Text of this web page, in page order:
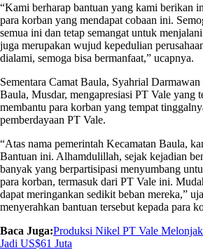
“Kami berharap bantuan yang kami berikan
para korban yang mendapat cobaan ini.
semua ini dan tetap semangat untuk
juga merupakan wujud kepedulian
dialami, semoga bisa bermanfaat,” ucapnya.
Sementara Camat Baula, Syahrial
Baula, Musdar, mengapresiasi PT Vale yang
membantu para korban yang tempat
pemberdayaan PT Vale.
“Atas nama pemerintah Kecamatan Baula,
Bantuan ini. Alhamdulillah, sejak kejadian
banyak yang berpartisipasi menyumbang
para korban, termasuk dari PT Vale ini.
dapat meringankan sedikit beban mereka,”
menyerahkan bantuan tersebut kepada para
Baca Juga:Produksi Nikel PT Vale
Jadi US$61 Juta